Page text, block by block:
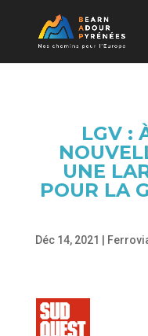
LGV :
UNE
POUR LA
Déc 14, 2021